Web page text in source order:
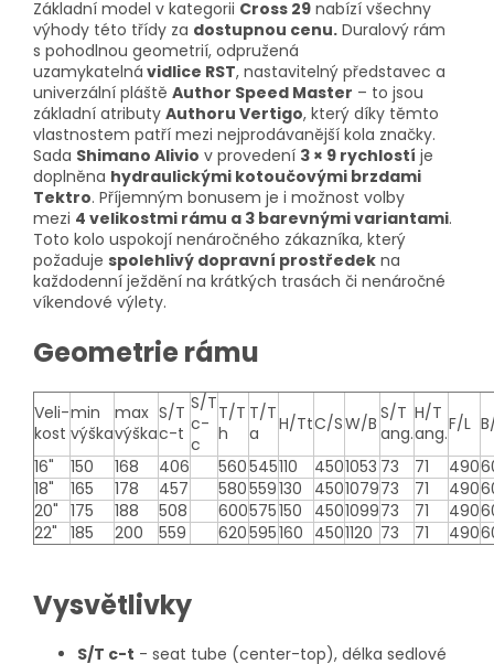
Základní model v kategorii Cross 29 nabízí všechny
výhody této třídy za dostupnou cenu. Duralový rám
s pohodlnou geometrií, odpružená
uzamykatelná vidlice RST, nastavitelný představec a
univerzální pláště Author Speed Master – to jsou
základní atributy Authoru Vertigo, který díky těmto
vlastnostem patří mezi nejprodávanější kola značky.
Sada Shimano Alivio v provedení 3 × 9 rychlostí je
doplněna hydraulickými kotoučovými brzdami
Tektro. Příjemným bonusem je i možnost volby
mezi 4 velikostmi rámu a 3 barevnými variantami.
Toto kolo uspokojí nenáročného zákazníka, který
požaduje spolehlivý dopravní prostředek na
každodenní ježdění na krátkých trasách či nenáročné
víkendové výlety.
Geometrie rámu
Veli-
kost
min
výška
max
výška
S/T
c-t
S/T
c-
c
T/T
h
T/T
a
H/TtC/SW/B S/T
ang.
H/T
ang.F/L
16"
150 168 406 560545110 4501053 73 71 490
18"
165 178 457 580559130 450107973 71 490
20" 175 188 508 600575150 450109973 71 490
22"
185 200 559 620595160 4501120 73 71 490
Vysvětlivky
S/T c-t - seat tube (center-top), délka sedlové